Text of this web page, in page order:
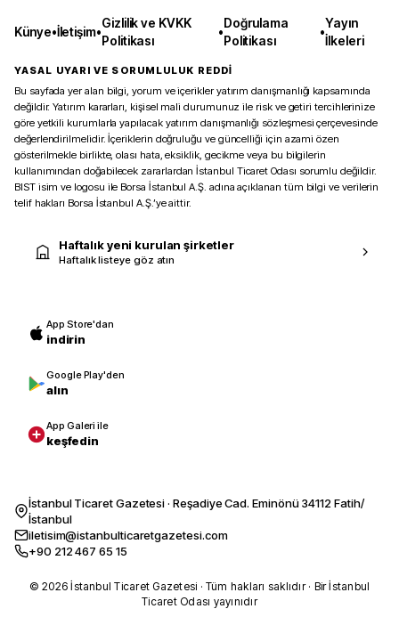
Künye•İletişim•
Gizlilik ve KVKK
Politikası
•
Doğrulama
Politikası
•
Yayın
İlkeleri
YASAL UYARI VE SORUMLULUK REDDİ
Bu sayfada yer alan bilgi, yorum ve içerikler yatırım danışmanlığı kapsamında
değildir. Yatırım kararları, kişisel mali durumunuz ile risk ve getiri tercihlerinize
göre yetkili kurumlarla yapılacak yatırım danışmanlığı sözleşmesi çerçevesinde
değerlendirilmelidir. İçeriklerin doğruluğu ve güncelliği için azami özen
gösterilmekle birlikte, olası hata, eksiklik, gecikme veya bu bilgilerin
kullanımından doğabilecek zararlardan İstanbul Ticaret Odası sorumlu değildir.
BIST isim ve logosu ile Borsa İstanbul A.Ş. adına açıklanan tüm bilgi ve verilerin
telif hakları Borsa İstanbul A.Ş.’ye aittir.
Haftalık yeni kurulan şirketler
Haftalık listeye göz atın
App Store'dan
indirin
Google Play'den
alın
App Galeri ile
keşfedin
İstanbul Ticaret Gazetesi · Reşadiye Cad. Eminönü 34112 Fatih/
İstanbul
iletisim@istanbulticaretgazetesi.com
+90 212 467 65 15
© 2026 İstanbul Ticaret Gazetesi · Tüm hakları saklıdır · Bir İstanbul
Ticaret Odası yayınıdır